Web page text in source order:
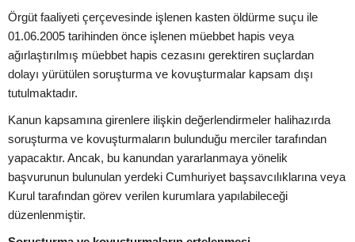
Örgüt faaliyeti çerçevesinde işlenen kasten öldürme suçu ile
01.06.2005 tarihinden önce işlenen müebbet hapis veya
ağırlaştırılmış müebbet hapis cezasını gerektiren suçlardan
dolayı yürütülen soruşturma ve kovuşturmalar kapsam dışı
tutulmaktadır.
Kanun kapsamına girenlere ilişkin değerlendirmeler halihazırda
soruşturma ve kovuşturmaların bulunduğu merciler tarafından
yapacaktır. Ancak, bu kanundan yararlanmaya yönelik
başvurunun bulunulan yerdeki Cumhuriyet başsavcılıklarına veya
Kurul tarafından görev verilen kurumlara yapılabileceği
düzenlenmiştir.